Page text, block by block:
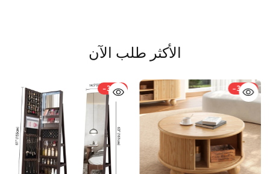
الأكثر طلب الآن
-34%
-36%